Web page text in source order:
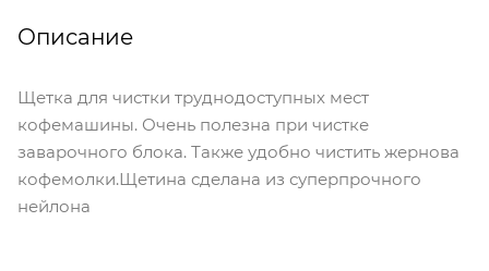
Описание
Щетка для чистки труднодоступных мест
кофемашины. Очень полезна при чистке
заварочного блока. Также удобно чистить жернова
кофемолки.Щетина сделана из суперпрочного
нейлона